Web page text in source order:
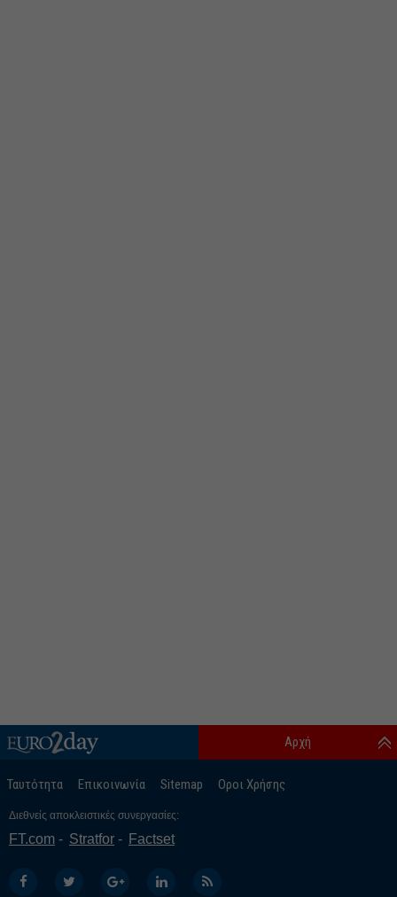
Ταυτότητα Επικοινωνία Sitemap Οροι Χρήσης
Αρχή
Διεθνείς αποκλειστικές συνεργασίες:
FT.com Stratfor Factset